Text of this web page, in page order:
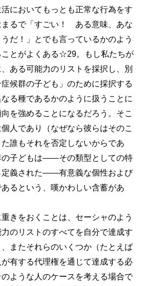
においてもっとも正常な行為をす
まるで「すごい！ ある意味、あな
だ！」とでも言っているかのよう
ことがよくある☆29。もし私たちが
、ある可能力のリストを採択し、別
候群の子ども」のために採択する
る種であるかのように扱うことに
を強めることになるだろう。そこ
人であり（なぜなら彼らはそのこ
誰もそれを否定しないからであ
の子どもは――その類型としての特
定義された――有意義な個性および
るという、嘆かわしい含蓄があ
きをおくことは、セーシャのよう
のリストのすべてを自分で達成す
またそれらのいくつか（たとえば
有する代理権を通じて達成する必
ような人のケースを考える場合で